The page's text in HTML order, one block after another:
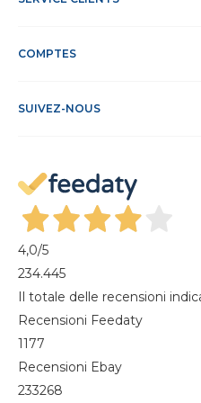
Politique relative aux cookies
Site sécurisé
FAQ
COMPTES
S'identifier
Magazine
SUIVEZ-NOUS
4,0/5
234.445
Il totale delle recensioni
Recensioni Feedaty
1177
Recensioni Ebay
233268